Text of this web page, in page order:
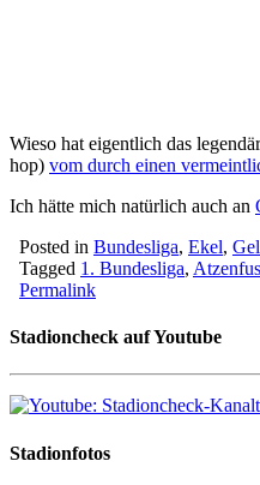
Wieso hat eigentlich das
hop) vom durch einen
Ich hätte mich natürlich auch an
Posted in Bundesliga, Ekel,
Tagged 1. Bundesliga,
Permalink
Stadioncheck auf Youtube
Stadionfotos